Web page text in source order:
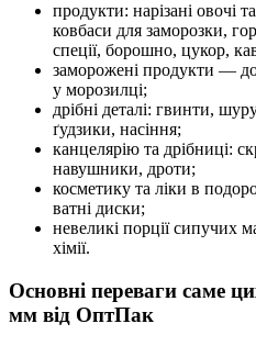
продукти: нарізані овочі
ковбаси для заморозки,
спеції, борошно, цукор,
заморожені продукти —
у морозилці;
дрібні деталі: гвинти,
ґудзики, насіння;
канцелярію та дрібниці:
навушники, дроти;
косметику та ліки в
ватні диски;
невеликі порції сипучих
хімії.
Основні переваги саме
мм від ОптПак